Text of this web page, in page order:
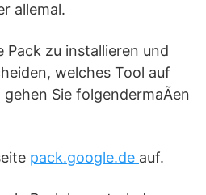
allemal.
Pack zu installieren und
welches Tool auf
Sie folgendermaÃen
pack.google.de auf.